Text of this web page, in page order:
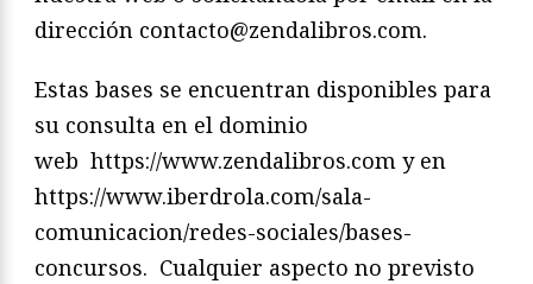
dirección contacto@zendalibros.com.
Estas bases se encuentran disponibles para
su consulta en el dominio
web https://www.zendalibros.com y en
https://www.iberdrola.com/sala-
comunicacion/redes-sociales/bases-
concursos. Cualquier aspecto no previsto